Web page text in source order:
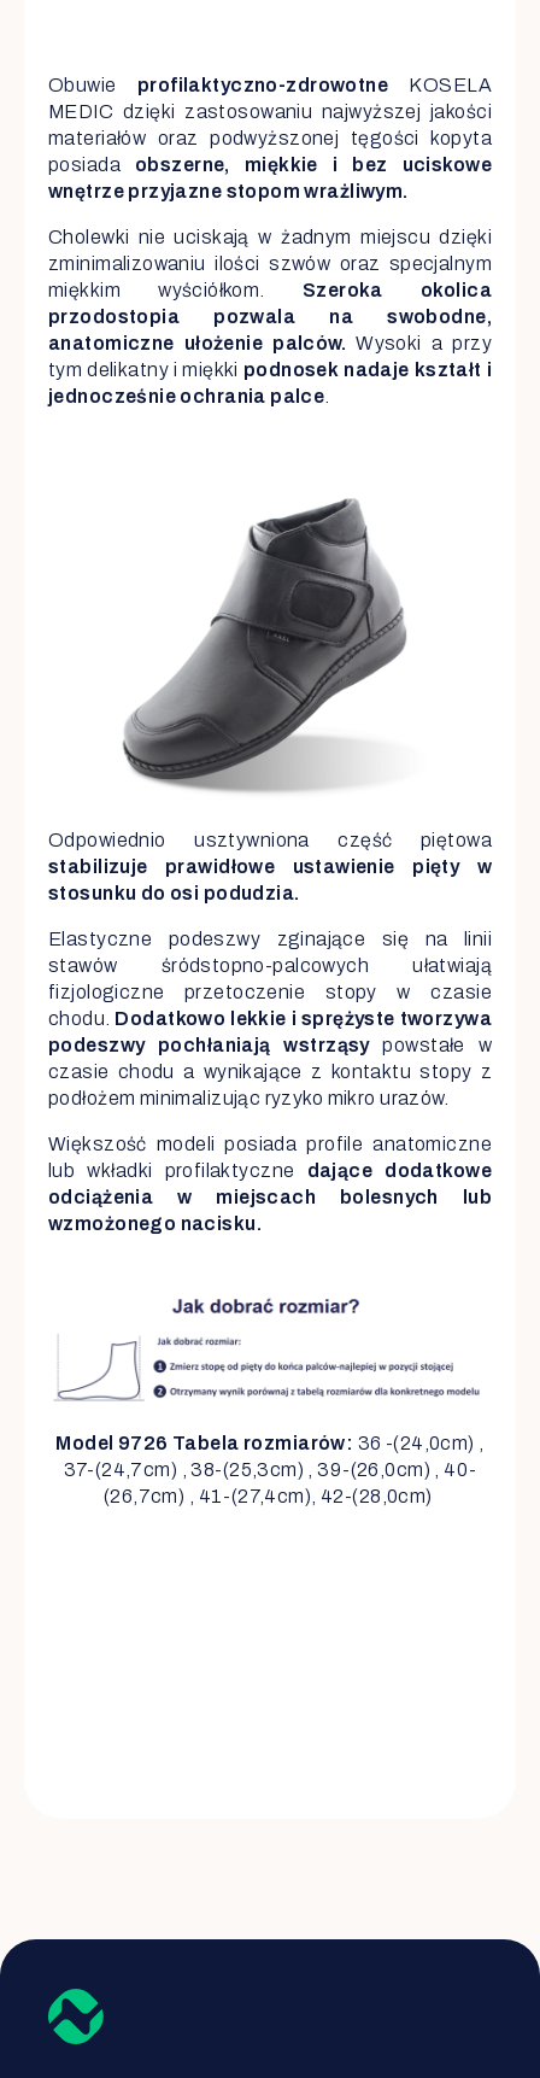
Obuwie profilaktyczno-zdrowotne KOSELA
MEDIC dzięki zastosowaniu najwyższej jakości
materiałów oraz podwyższonej tęgości kopyta
posiada obszerne, miękkie i bez uciskowe
wnętrze przyjazne stopom wrażliwym.
Cholewki nie uciskają w żadnym miejscu dzięki
zminimalizowaniu ilości szwów oraz specjalnym
miękkim wyściółkom. Szeroka okolica
przodostopia pozwala na swobodne,
anatomiczne ułożenie palców. Wysoki a przy
tym delikatny i miękki podnosek nadaje kształt i
jednocześnie ochrania palce
Odpowiednio usztywniona część piętowa
stabilizuje prawidłowe ustawienie pięty w
stosunku do osi podudzia.
Elastyczne podeszwy zginające się na linii
stawów śródstopno-palcowych ułatwiają
fizjologiczne przetoczenie stopy w czasie
chodu. Dodatkowo lekkie i sprężyste tworzywa
podeszwy pochłaniają wstrząsypowstałe w
czasie chodu a wynikające z kontaktu stopy z
podłożem minimalizując ryzyko mikro urazów.
Większość modeli posiada profile anatomiczne
lub wkładki profilaktyczne dające dodatkowe
odciążenia w miejscach bolesnych lub
wzmożonego nacisku.
Model 9726 Tabela rozmiarów: 36 -(24,0cm) ,
37-(24,7cm) , 38-(25,3cm) , 39-(26,0cm) , 40-
(26,7cm) , 41-(27,4cm), 42-(28,0cm)